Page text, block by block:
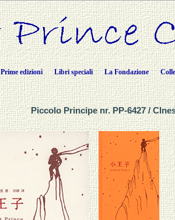
Prime edizioni Libri speciali La Fondazione
Piccolo Principe nr. PP-6427 /